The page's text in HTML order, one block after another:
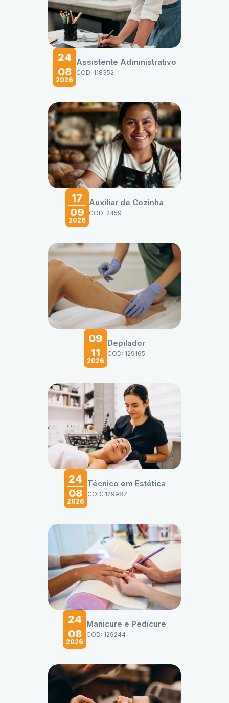
24
08
2026
Assistente Administrativo
COD: 118352
17
09
2026
Auxiliar de Cozinha
COD: 2459
09
11
2026
Depilador
COD: 129165
24
08
2026
Técnico em Estética
COD: 129987
24
08
2026
Manicure e Pedicure
COD: 129244